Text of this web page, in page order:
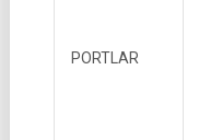
PORTLAR